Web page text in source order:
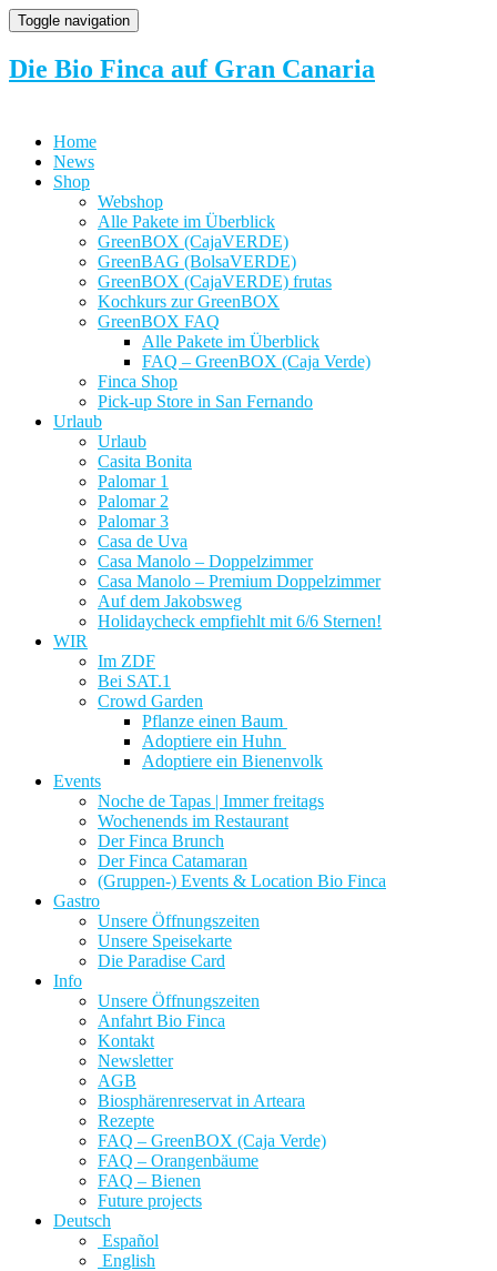
Toggle navigation
Die Bio Finca auf Gran Canaria
Home
News
Shop
Webshop
Alle Pakete im Überblick
GreenBOX (CajaVERDE)
GreenBAG (BolsaVERDE)
GreenBOX (CajaVERDE) frutas
Kochkurs zur GreenBOX
GreenBOX FAQ
Alle Pakete im Überblick
FAQ – GreenBOX (Caja Verde)
Finca Shop
Pick-up Store in San Fernando
Urlaub
Urlaub
Casita Bonita
Palomar 1
Palomar 2
Palomar 3
Casa de Uva
Casa Manolo – Doppelzimmer
Casa Manolo – Premium Doppelzimmer
Auf dem Jakobsweg
Holidaycheck empfiehlt mit 6/6 Sternen!
WIR
Im ZDF
Bei SAT.1
Crowd Garden
Pflanze einen Baum
Adoptiere ein Huhn
Adoptiere ein Bienenvolk
Events
Noche de Tapas | Immer freitags
Wochenends im Restaurant
Der Finca Brunch
Der Finca Catamaran
(Gruppen-) Events & Location Bio Finca
Gastro
Unsere Öffnungszeiten
Unsere Speisekarte
Die Paradise Card
Info
Unsere Öffnungszeiten
Anfahrt Bio Finca
Kontakt
Newsletter
AGB
Biosphärenreservat in Arteara
Rezepte
FAQ – GreenBOX (Caja Verde)
FAQ – Orangenbäume
FAQ – Bienen
Future projects
Deutsch
Español
English